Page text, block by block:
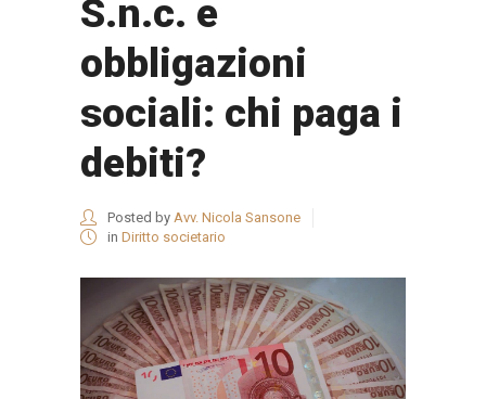
S.n.c. e
obbligazioni
sociali: chi paga i
debiti?
Posted by Avv. Nicola Sansone
in Diritto societario